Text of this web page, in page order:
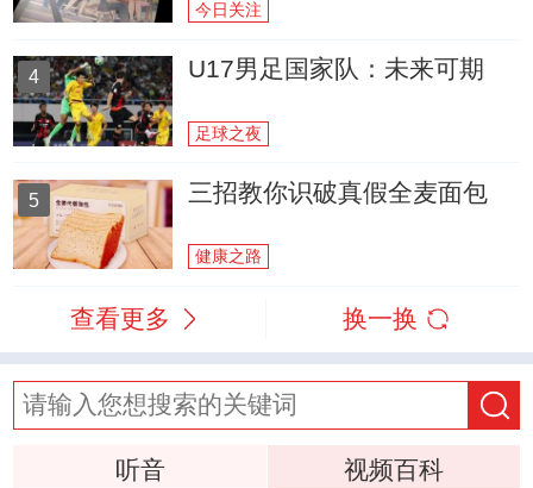
今日关注
4 U17男足国家队：未来可期
足球之夜
5 三招教你识破真假全麦面包
健康之路
查看更多 换一换
听音
视频百科